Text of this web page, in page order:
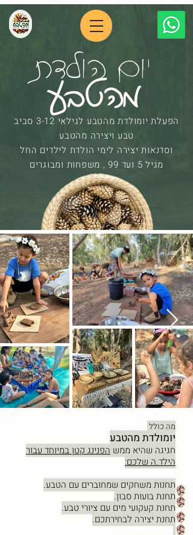
נשמח להציע לכם יומולדת שלמה מהתחלה
ועד סוף שכולה מהטבע
או להזמין אותנו להעביר סדנת יצירה ביום
הולדת שאתם מפיקים.
לימי הולדת אנו מגיעים רק לאזור של עד
שעה נסיעה מאשדוד ולקבוצות מעל 15
משתתפים.
יום הולדת
מהטבע
הפעלת יומולדת מהטבע לגילאי 3-12 סביב
טבע ויצירה מהטבע
וסדנאות יצירה לימי הולדת לילדים החל
מגיל 5 ועד 99 , משפחות ומבוגרים
מה כולל
יומולדת מהטבע
​חגיגה שהיא ממש הפנינג קטן במיוחד עבור
הילד.ה שלכם:
תחנות משחקים שמחוברים עם הטבע.
תחנת בועות סבון.
תחנת קעקועי מים עם ציורי טבע.
תחנת יצירה לבחירתכם.